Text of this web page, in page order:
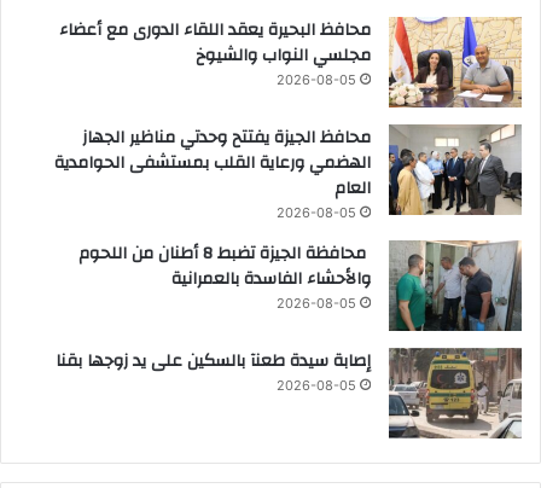
محافظ البحيرة يعقد اللقاء الدورى مع أعضاء
مجلسي النواب والشيوخ
2026-08-05
محافظ الجيزة يفتتح وحدتي مناظير الجهاز
الهضمي ورعاية القلب بمستشفى الحوامدية
العام
2026-08-05
محافظة الجيزة تضبط 8 أطنان من اللحوم
والأحشاء الفاسدة بالعمرانية
2026-08-05
إصابة سيدة طعنآ بالسكين على يد زوجها بقنا
2026-08-05